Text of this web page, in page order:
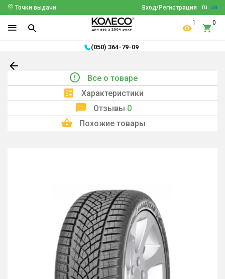
ru ua
Вход/Регистрация
Точки выдачи
1 0
(050) 364-79-09
Все о товаре
Характеристики
Отзывы 0
Похожие товары